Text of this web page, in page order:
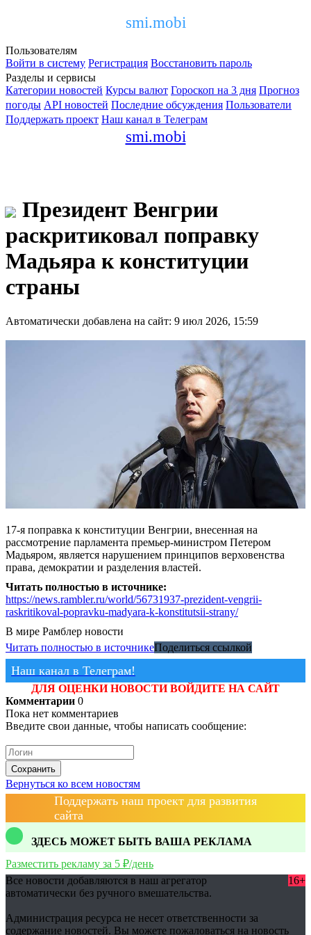
smi.mobi
Пользователям
Войти в систему Регистрация Восстановить пароль
Разделы и сервисы
Категории новостей Курсы валют Гороскоп на 3 дня Прогноз
погоды API новостей Последние обсуждения Пользователи
Поддержать проект Наш канал в Телеграм
smi.mobi
Президент Венгрии
раскритиковал поправку
Мадьяра к конституции
страны
Автоматически добавлена на сайт: 9 июл 2026, 15:59
17-я поправка к конституции Венгрии, внесенная на
рассмотрение парламента премьер-министром Петером
Мадьяром, является нарушением принципов верховенства
права, демократии и разделения властей.
Читать полностью в источнике:
https://news.rambler.ru/world/56731937-prezident-vengrii-
raskritikoval-popravku-madyara-k-konstitutsii-strany/
В мире Рамблер новости
Читать полностью в источникеПоделиться ссылкой
Наш канал в Телеграм!
ДЛЯ ОЦЕНКИ НОВОСТИ ВОЙДИТЕ НА САЙТ
Комментарии 0
Пока нет комментариев
Введите свои данные, чтобы написать сообщение:
Сохранить
Вернуться ко всем новостям
Поддержать наш проект для развития
сайта
ЗДЕСЬ МОЖЕТ БЫТЬ ВАША РЕКЛАМА
Разместить рекламу за 5 ₽/день
Все новости добавляются в наш агрегатор
автоматически без ручного вмешательства.
16+
Администрация ресурса не несет ответственности за
содержание новостей. Вы можете пожаловаться на новость